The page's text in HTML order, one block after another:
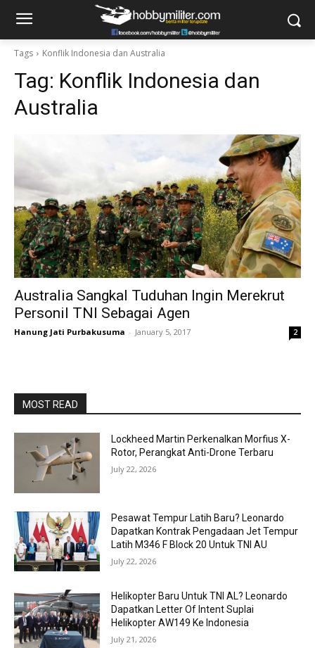
Tags Konflik Indonesia dan Australia
Tag: Konflik Indonesia dan
Australia
Australia Sangkal Tuduhan Ingin Merekrut
Personil TNI Sebagai Agen
Hanung Jati Purbakusuma - January 5, 2017 2
MOST READ
Lockheed Martin Perkenalkan Morfius X-
Rotor, Perangkat Anti-Drone Terbaru
July 22, 2026
Pesawat Tempur Latih Baru? Leonardo
Dapatkan Kontrak Pengadaan Jet Tempur
Latih M346 F Block 20 Untuk TNI AU
July 22, 2026
Helikopter Baru Untuk TNI AL? Leonardo
Dapatkan Letter Of Intent Suplai
Helikopter AW149 Ke Indonesia
July 21, 2026